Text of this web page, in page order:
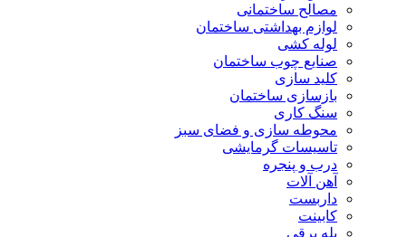
مصالح ساختمانی
لوازم بهداشتی ساختمان
لوله کشی
صنایع چوب ساختمان
کلید سازی
بازسازی ساختمان
سنگ کاری
محوطه سازی و فضای سبز
تاسیسات گرمایشی
درب و پنجره
آهن آلات
داربست
کابینت
پله برقی